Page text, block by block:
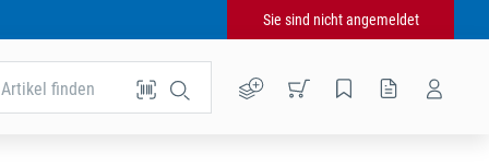
Sie sind nicht angemeldet
finden